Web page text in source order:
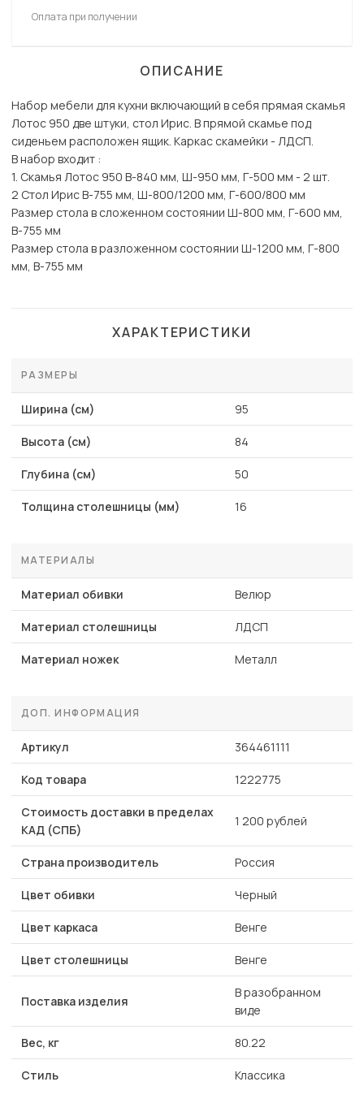
Оплата при получении
ОПИСАНИЕ
Набор мебели для кухни включающий в себя прямая скамья
Лотос 950 две штуки, стол Ирис. В прямой скамье под
сиденьем расположен ящик. Каркас скамейки - ЛДСП.
В набор входит :
1. Скамья Лотос 950 В-840 мм, Ш-950 мм, Г-500 мм - 2 шт.
2 Стол Ирис В-755 мм, Ш-800/1200 мм, Г-600/800 мм
Размер стола в сложенном состоянии Ш-800 мм, Г-600 мм,
В-755 мм
Размер стола в разложенном состоянии Ш-1200 мм, Г-800
мм, В-755 мм
ХАРАКТЕРИСТИКИ
РАЗМЕРЫ
Ширина (см) 95
Высота (см) 84
Глубина (см) 50
Толщина столешницы (мм) 16
МАТЕРИАЛЫ
Материал обивки Велюр
Материал столешницы ЛДСП
Материал ножек Металл
ДОП. ИНФОРМАЦИЯ
Артикул 364461111
Код товара 1222775
Стоимость доставки в пределах
КАД (СПБ)
1 200 рублей
Страна производитель Россия
Цвет обивки Черный
Цвет каркаса Венге
Цвет столешницы Венге
Поставка изделия
В разобранном
виде
Вес, кг 80.22
Стиль Классика